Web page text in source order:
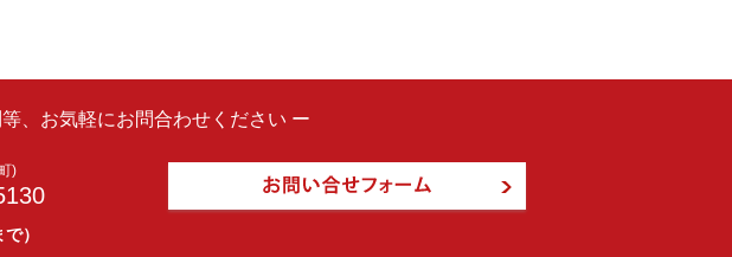
、お気軽にお問合わせください ー
)
）